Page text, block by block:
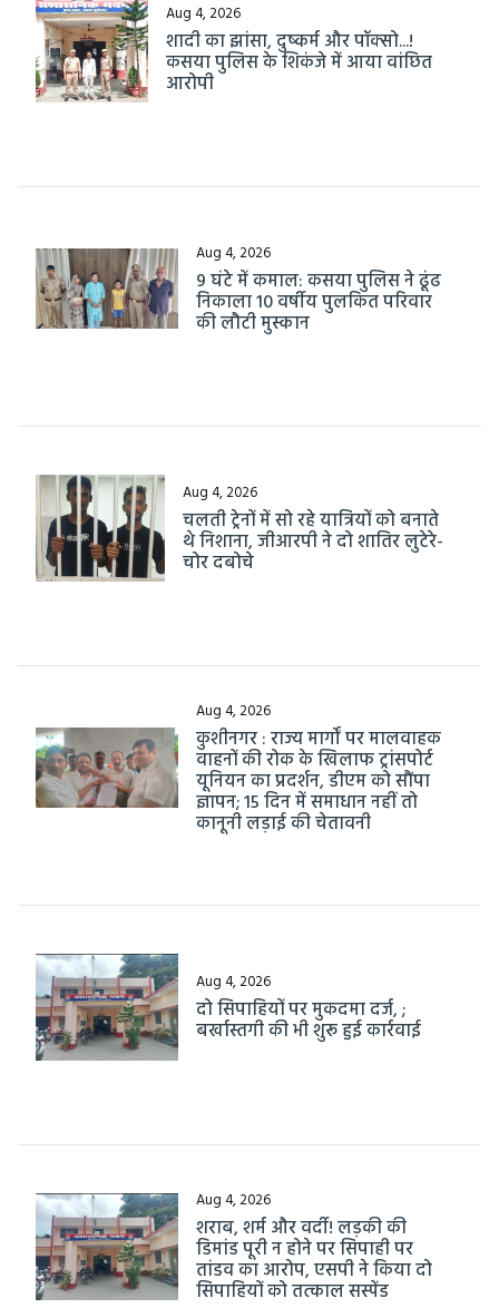
Aug 4, 2026
शादी का झांसा, दुष्कर्म और पॉक्सो...!
कसया पुलिस के शिकंजे में आया वांछित
आरोपी
Aug 4, 2026
9 घंटे में कमाल: कसया पुलिस ने ढूंढ
निकाला 10 वर्षीय पुलकित परिवार
की लौटी मुस्कान
Aug 4, 2026
चलती ट्रेनों में सो रहे यात्रियों को बनाते
थे निशाना, जीआरपी ने दो शातिर लुटेरे-
चोर दबोचे
Aug 4, 2026
कुशीनगर : राज्य मार्गों पर मालवाहक
वाहनों की रोक के खिलाफ ट्रांसपोर्ट
यूनियन का प्रदर्शन, डीएम को सौंपा
ज्ञापन; 15 दिन में समाधान नहीं तो
कानूनी लड़ाई की चेतावनी
Aug 4, 2026
दो सिपाहियों पर मुकदमा दर्ज, ;
बर्खास्तगी की भी शुरू हुई कार्रवाई
Aug 4, 2026
शराब, शर्म और वर्दी! लड़की की
डिमांड पूरी न होने पर सिपाही पर
तांडव का आरोप, एसपी ने किया दो
सिपाहियों को तत्काल सस्पेंड